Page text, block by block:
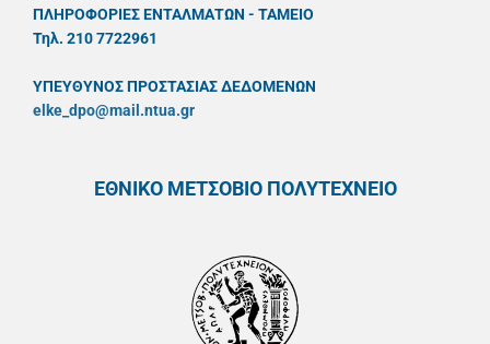
ΠΛΗΡΟΦΟΡΙΕΣ ΕΝΤΑΛΜΑΤΩΝ - ΤΑΜΕΙΟ
Τηλ. 210 7722961
ΥΠΕΥΘYΝΟΣ ΠΡΟΣΤΑΣΙΑΣ ΔΕΔΟΜΕΝΩΝ
elke_dpo@mail.ntua.gr
ΕΘΝΙΚΟ ΜΕΤΣΟΒΙΟ ΠΟΛΥΤΕΧΝΕΙΟ